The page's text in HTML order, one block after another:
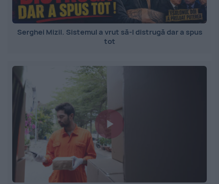
Serghei Mizil. Sistemul a vrut să-l distrugă dar a spus
tot